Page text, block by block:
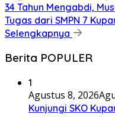
34 Tahun Mengabdi,
Tugas dari SMPN 7
Selengkapnya
Berita POPULER
1
Agustus 8, 2026
Kunjungi SKO